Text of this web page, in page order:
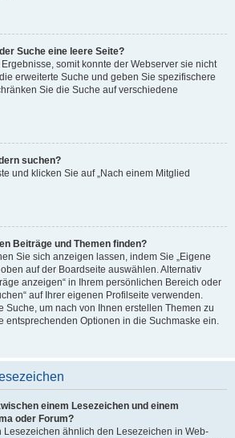
Suche eine leere Seite?
somit konnte der Webserver sie nicht
erweiterte Suche und geben Sie spezifischere
Sie die Suche auf verschiedene
suchen?
und klicken Sie auf „Nach einem Mitglied
Beiträge und Themen finden?
Sie sich anzeigen lassen, indem Sie „Eigene
auf der Boardseite auswählen. Alternativ
anzeigen“ in Ihrem persönlichen Bereich oder
auf Ihrer eigenen Profilseite verwenden.
Suche, um nach von Ihnen erstellen Themen zu
entsprechenden Optionen in die Suchmaske ein.
einem Lesezeichen und einem
oder Forum?
Lesezeichen ähnlich den Lesezeichen in Web-